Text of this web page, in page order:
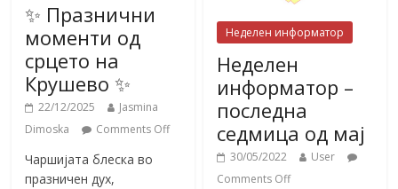
✨ Празнични
моменти од
срцето на
Крушево ✨
22/12/2025
Jasmina
Dimoska
Comments Off
Чаршијата блеска во
празничен дух,
Неделен информатор
Неделен
информатор –
последна
седмица од мај
30/05/2022
User
Comments Off